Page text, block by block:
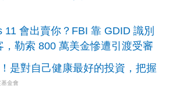
11 會出賣你？FBI 靠 GDID 識別
，勒索 800 萬美金慘遭引渡受審
是對自己健康最好的投資，把握
金會